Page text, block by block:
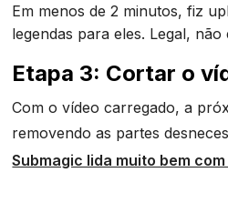
Em menos de 2 minutos, fiz
legendas para eles. Legal, não
Etapa 3: Cortar o
Com o vídeo carregado, a
removendo as partes
Submagic lida muito bem